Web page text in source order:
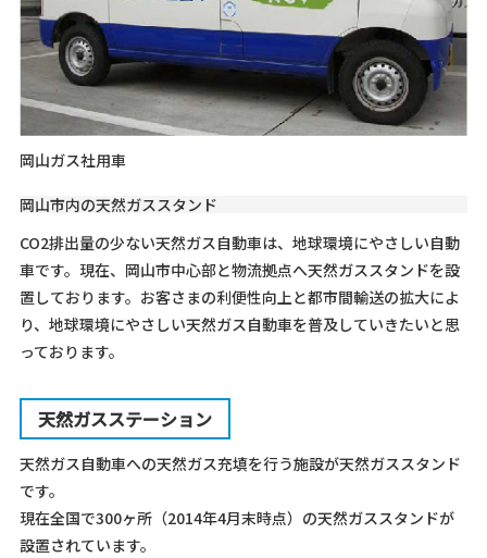
岡山ガス社用車
岡山市内の天然ガススタンド
CO2排出量の少ない天然ガス自動車は、地球環境にやさしい自動
車です。現在、岡山市中心部と物流拠点へ天然ガススタンドを設
置しております。お客さまの利便性向上と都市間輸送の拡大によ
り、地球環境にやさしい天然ガス自動車を普及していきたいと思
っております。
天然ガスステーション
天然ガス自動車への天然ガス充填を行う施設が天然ガススタンド
です。
現在全国で300ヶ所（2014年4月末時点）の天然ガススタンドが
設置されています。